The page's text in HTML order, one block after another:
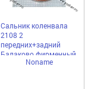
Сальник коленвала
2108 2
передних+задний
Балаково фирменный
Noname